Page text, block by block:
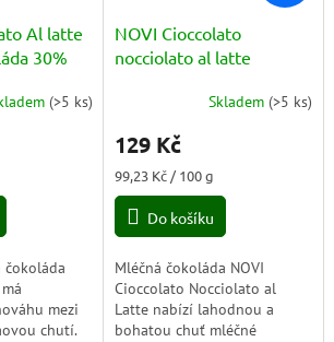
Al latte
30%
(>5 ks)
čokoláda
mezi
chutí.
NOVI Cioccolato
nocciolato al latte
produktu
5,0
5
Skladem(>5 ks)
129 Kč
Měrná
cena:
99,23 Kč / 100 g
Do košíku
Mléčná čokoláda NOVI
Cioccolato Nocciolato al
Latte nabízí lahodnou a
bohatou chuť mléčné